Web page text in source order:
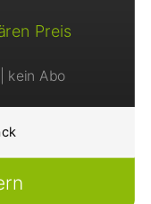
Preis
kein Abo